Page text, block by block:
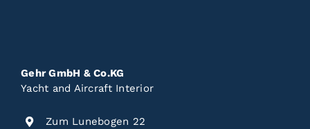
Gehr GmbH & Co.KG
Yacht and Aircraft Interior
Zum Lunebogen 22